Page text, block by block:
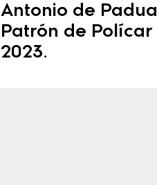
Antonio de Padua
Patrón de Polícar
2023.